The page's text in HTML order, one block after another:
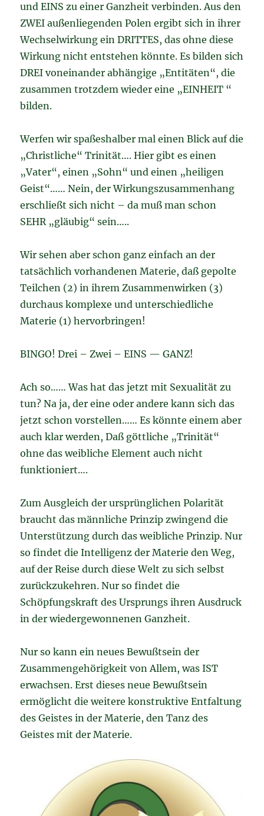
und EINS zu einer Ganzheit verbinden. Aus den
ZWEI außenliegenden Polen ergibt sich in ihrer
Wechselwirkung ein DRITTES, das ohne diese
Wirkung nicht entstehen könnte. Es bilden sich
DREI voneinander abhängige „Entitäten“, die
zusammen trotzdem wieder eine „EINHEIT “
bilden.
Werfen wir spaßeshalber mal einen Blick auf die
„Christliche“ Trinität…. Hier gibt es einen
„Vater“, einen „Sohn“ und einen „heiligen
Geist“…… Nein, der Wirkungszusammenhang
erschließt sich nicht – da muß man schon
SEHR „gläubig“ sein…..
Wir sehen aber schon ganz einfach an der
tatsächlich vorhandenen Materie, daß gepolte
Teilchen (2) in ihrem Zusammenwirken (3)
durchaus komplexe und unterschiedliche
Materie (1) hervorbringen!
BINGO! Drei – Zwei – EINS — GANZ!
Ach so…… Was hat das jetzt mit Sexualität zu
tun? Na ja, der eine oder andere kann sich das
jetzt schon vorstellen…… Es könnte einem aber
auch klar werden, Daß göttliche „Trinität“
ohne das weibliche Element auch nicht
funktioniert….
Zum Ausgleich der ursprünglichen Polarität
braucht das männliche Prinzip zwingend die
Unterstützung durch das weibliche Prinzip. Nur
so findet die Intelligenz der Materie den Weg,
auf der Reise durch diese Welt zu sich selbst
zurückzukehren. Nur so findet die
Schöpfungskraft des Ursprungs ihren Ausdruck
in der wiedergewonnenen Ganzheit.
Nur so kann ein neues Bewußtsein der
Zusammengehörigkeit von Allem, was IST
erwachsen. Erst dieses neue Bewußtsein
ermöglicht die weitere konstruktive Entfaltung
des Geistes in der Materie, den Tanz des
Geistes mit der Materie.